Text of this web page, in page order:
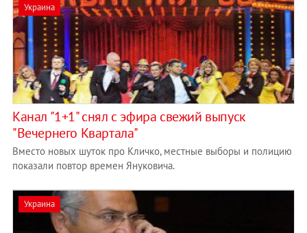
Украина
Канал "1+1" снял с эфира свежий выпуск
"Вечернего Квартала"
Вместо новых шуток про Кличко, местные выборы и полицию
показали повтор времен Януковича.
Украина